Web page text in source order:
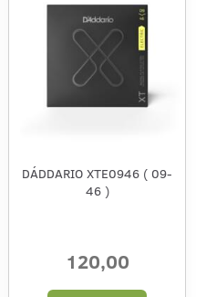
DÁDDARIO XTE0946 ( 09-
46 )
120,00